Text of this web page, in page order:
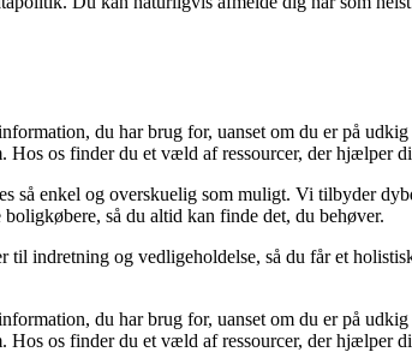
du har brug for, uanset om du er på
os finder du et væld af ressourcer, der hjælper
så enkel og overskuelig som muligt. Vi tilbyder
så du altid kan finde det, du behøver.
indretning og vedligeholdelse, så du får et
du har brug for, uanset om du er på
os finder du et væld af ressourcer, der hjælper